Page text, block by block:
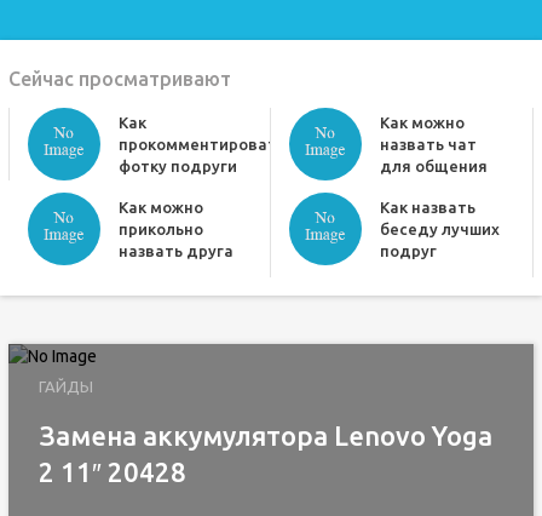
Сейчас просматривают
Как
прокомментировать
фотку подруги
Как можно
назвать чат
для общения
Как можно
прикольно
назвать друга
Как назвать
беседу лучших
подруг
ГАЙДЫ
Замена аккумулятора Lenovo Yoga
2 11″ 20428